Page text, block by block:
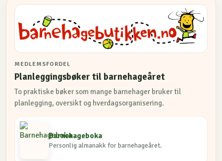
MEDLEMSFORDEL
Planleggingsbøker til barnehageåret
To praktiske bøker som mange barnehager bruker til
planlegging, oversikt og hverdagsorganisering.
Barnehageboka
Personlig almanakk for barnehageåret.